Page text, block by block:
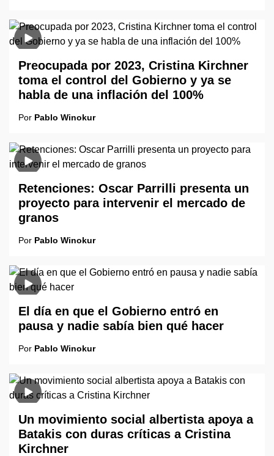
Preocupada por 2023, Cristina Kirchner
toma el control del Gobierno y ya se
habla de una inflación del 100%
Por Pablo Winokur
Retenciones: Oscar Parrilli presenta un
proyecto para intervenir el mercado de
granos
Por Pablo Winokur
El día en que el Gobierno entró en
pausa y nadie sabía bien qué hacer
Por Pablo Winokur
Un movimiento social albertista apoya a
Batakis con duras críticas a Cristina
Kirchner